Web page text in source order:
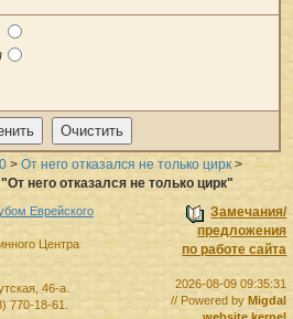
> От него отказался не только цирк>
него отказался не только цирк"
Замечания/
предложения
по работе сайта
2026-08-09 09:35:31
// Powered by Migdal
Еврейского
Центра
46-а.
770-18-61